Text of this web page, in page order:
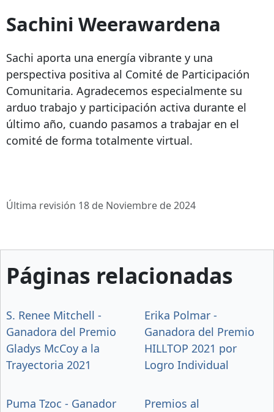
Sachini Weerawardena
Sachi aporta una energía vibrante y una
perspectiva positiva al Comité de Participación
Comunitaria. Agradecemos especialmente su
arduo trabajo y participación activa durante el
último año, cuando pasamos a trabajar en el
comité de forma totalmente virtual.
Última revisión 18 de Noviembre de 2024
Páginas relacionadas
S. Renee Mitchell -
Ganadora del Premio
Gladys McCoy a la
Trayectoria 2021
Erika Polmar -
Ganadora del Premio
HILLTOP 2021 por
Logro Individual
Puma Tzoc - Ganador
Premios al